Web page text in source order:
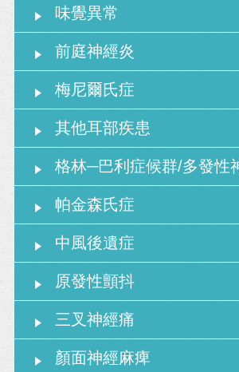
味覺異常
前庭神經炎
梅尼爾氏症
其他耳部疾患
格林─巴利症候群/多發性
帕金森氏症
中風後遺症
原發性顫抖
三叉神經痛
顏面神經麻痺